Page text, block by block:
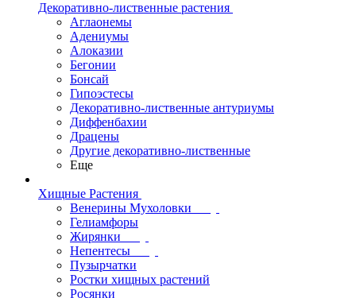
Декоративно-лиственные растения
Аглаонемы
Адениумы
Алоказии
Бегонии
Бонсай
Гипоэстесы
Декоративно-лиственные антуриумы
Диффенбахии
Драцены
Другие декоративно-лиственные
Еще
Хищные Растения
Венерины Мухоловки
Гелиамфоры
Жирянки
Непентесы
Пузырчатки
Ростки хищных растений
Росянки